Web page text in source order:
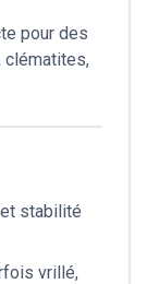
pour des
clématites,
stabilité
vrillé,